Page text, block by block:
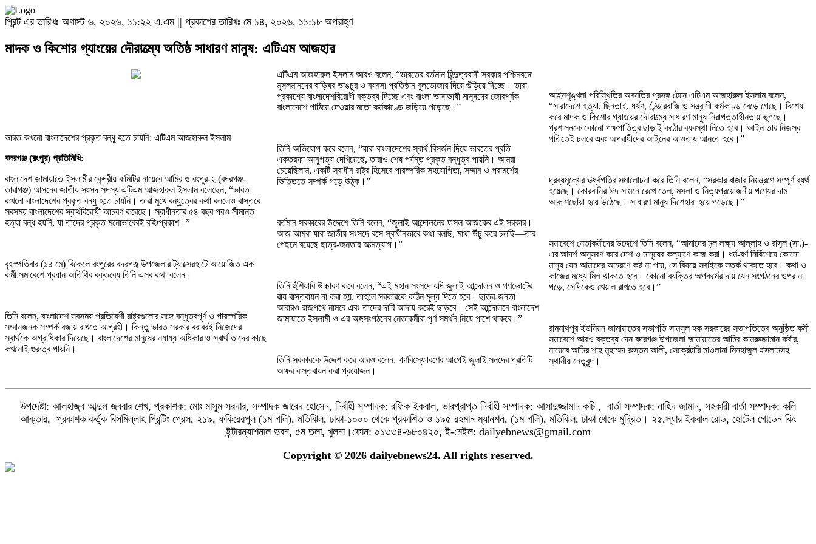
প্রিন্ট এর তারিখঃ অগাস্ট ৬, ২০২৬, ১১:২২ এ.এম || প্রকাশের তারিখঃ মে ১৪, ২০২৬, ১১:১৮ অপরাহ্ণ
মাদক ও কিশোর গ্যাংয়ের দৌরাত্ম্যে অতিষ্ঠ সাধারণ মানুষ: এটিএম আজহার
ভারত কখনো বাংলাদেশের প্রকৃত বন্ধু হতে চায়নি: এটিএম আজহারুল ইসলাম
বদরগঞ্জ (রংপুর) প্রতিনিধি:
বাংলাদেশ জামায়াতে ইসলামীর কেন্দ্রীয় কমিটির নায়েবে আমির ও রংপুর-২ (বদরগঞ্জ-
তারাগঞ্জ) আসনের জাতীয় সংসদ সদস্য এটিএম আজহারুল ইসলাম বলেছেন, “ভারত
কখনো বাংলাদেশের প্রকৃত বন্ধু হতে চায়নি। তারা মুখে বন্ধুত্বের কথা বললেও বাস্তবে
সবসময় বাংলাদেশের স্বার্থবিরোধী আচরণ করেছে। স্বাধীনতার ৫৪ বছর পরও সীমান্ত
হত্যা বন্ধ হয়নি, যা তাদের প্রকৃত মনোভাবেরই বহিঃপ্রকাশ।”
বৃহস্পতিবার (১৪ মে) বিকেলে রংপুরের বদরগঞ্জ উপজেলার ট্যাক্সেরহাটে আয়োজিত এক
কর্মী সমাবেশে প্রধান অতিথির বক্তব্যে তিনি এসব কথা বলেন।
তিনি বলেন, বাংলাদেশ সবসময় প্রতিবেশী রাষ্ট্রগুলোর সঙ্গে বন্ধুত্বপূর্ণ ও পারস্পরিক
সম্মানজনক সম্পর্ক বজায় রাখতে আগ্রহী। কিন্তু ভারত সরকার বরাবরই নিজেদের
স্বার্থকে অগ্রাধিকার দিয়েছে। বাংলাদেশের মানুষের ন্যায্য অধিকার ও স্বার্থ তাদের কাছে
কখনোই গুরুত্ব পায়নি।
এটিএম আজহারুল ইসলাম আরও বলেন, “ভারতের বর্তমান হিন্দুত্ববাদী সরকার পশ্চিমবঙ্গে
মুসলমানদের বাড়িঘর ভাঙচুর ও ব্যবসা প্রতিষ্ঠান বুলডোজার দিয়ে গুঁড়িয়ে দিচ্ছে। তারা
প্রকাশ্যে বাংলাদেশবিরোধী বক্তব্য দিচ্ছে এবং বাংলা ভাষাভাষী মানুষদের জোরপূর্বক
বাংলাদেশে পাঠিয়ে দেওয়ার মতো কর্মকাণ্ডে জড়িয়ে পড়েছে।”
তিনি অভিযোগ করে বলেন, “যারা বাংলাদেশের স্বার্থ বিসর্জন দিয়ে ভারতের প্রতি
একতরফা আনুগত্য দেখিয়েছে, তারাও শেষ পর্যন্ত প্রকৃত বন্ধুত্ব পায়নি। আমরা
চেয়েছিলাম, একটি স্বাধীন রাষ্ট্র হিসেবে পারস্পরিক সহযোগিতা, সম্মান ও পরামর্শের
ভিত্তিতে সম্পর্ক গড়ে উঠুক।”
বর্তমান সরকারের উদ্দেশে তিনি বলেন, “জুলাই আন্দোলনের ফসল আজকের এই সরকার।
আজ আমরা যারা জাতীয় সংসদে বসে স্বাধীনভাবে কথা বলছি, মাথা উঁচু করে চলছি—তার
পেছনে রয়েছে ছাত্র-জনতার আত্মত্যাগ।”
তিনি হুঁশিয়ারি উচ্চারণ করে বলেন, “এই মহান সংসদে যদি জুলাই আন্দোলন ও গণভোটের
রায় বাস্তবায়ন না করা হয়, তাহলে সরকারকে কঠিন মূল্য দিতে হবে। ছাত্র-জনতা
আবারও রাজপথে নামবে এবং তাদের দাবি আদায় করেই ছাড়বে। সেই আন্দোলনে বাংলাদেশ
জামায়াতে ইসলামী ও এর অঙ্গসংগঠনের নেতাকর্মীরা পূর্ণ সমর্থন নিয়ে পাশে থাকবে।”
তিনি সরকারকে উদ্দেশ করে আরও বলেন, গণবিস্ফোরণের আগেই জুলাই সনদের প্রতিটি
অক্ষর বাস্তবায়ন করা প্রয়োজন।
আইনশৃঙ্খলা পরিস্থিতির অবনতির প্রসঙ্গ টেনে এটিএম আজহারুল ইসলাম বলেন,
“সারাদেশে হত্যা, ছিনতাই, ধর্ষণ, টেন্ডারবাজি ও সন্ত্রাসী কর্মকাণ্ড বেড়ে গেছে। বিশেষ
করে মাদক ও কিশোর গ্যাংয়ের দৌরাত্ম্যে সাধারণ মানুষ নিরাপত্তাহীনতায় ভুগছে।
প্রশাসনকে কোনো পক্ষপাতিত্ব ছাড়াই কঠোর ব্যবস্থা নিতে হবে। আইন তার নিজস্ব
গতিতেই চলবে এবং অপরাধীদের আইনের আওতায় আনতে হবে।”
দ্রব্যমূল্যের ঊর্ধ্বগতির সমালোচনা করে তিনি বলেন, “সরকার বাজার নিয়ন্ত্রণে সম্পূর্ণ ব্যর্থ
হয়েছে। কোরবানির ঈদ সামনে রেখে তেল, মসলা ও নিত্যপ্রয়োজনীয় পণ্যের দাম
আকাশছোঁয়া হয়ে উঠেছে। সাধারণ মানুষ দিশেহারা হয়ে পড়েছে।”
সমাবেশে নেতাকর্মীদের উদ্দেশে তিনি বলেন, “আমাদের মূল লক্ষ্য আল্লাহ ও রাসূল (সা.)-
এর আদর্শ অনুসরণ করে দেশ ও মানুষের কল্যাণে কাজ করা। ধর্ম-বর্ণ নির্বিশেষে কোনো
মানুষ যেন আমাদের আচরণে কষ্ট না পায়, সে বিষয়ে সবাইকে সতর্ক থাকতে হবে। কথা ও
কাজের মধ্যে মিল থাকতে হবে। কোনো ব্যক্তির অপকর্মের দায় যেন সংগঠনের ওপর না
পড়ে, সেদিকেও খেয়াল রাখতে হবে।”
রামনাথপুর ইউনিয়ন জামায়াতের সভাপতি সামসুল হক সরকারের সভাপতিত্বে অনুষ্ঠিত কর্মী
সমাবেশে আরও বক্তব্য দেন বদরগঞ্জ উপজেলা জামায়াতের আমির কামরুজ্জামান কবীর,
নায়েবে আমির শাহ মুহাম্মদ রুস্তম আলী, সেক্রেটারি মাওলানা মিনহাজুল ইসলামসহ
স্থানীয় নেতৃবৃন্দ।
উপদেষ্টা: আলহাজ্ব আব্দুল জববার শেখ, প্রকাশক: মোঃ মাসুম সরদার, সম্পাদক জাবেদ হোসেন, নির্বাহী সম্পাদক: রফিক ইকবাল, ভারপ্রাপ্ত নির্বাহী সম্পাদক: আসাদুজ্জামান কচি , বার্তা সম্পাদক: নাহিদ জামান, সহকারী বার্তা সম্পাদক: কলি
আক্তার, প্রকাশক কর্তৃক বিসমিল্লাহ প্রিন্টিং প্রেস, ২১৯, ফকিরেরপুল (১ম গলি), মতিঝিল, ঢাকা-১০০০ থেকে প্রকাশিত ও ১৯৫ রহমান ম্যানশন, (১ম গলি), মতিঝিল, ঢাকা থেকে মুদ্রিত। ২৫,স্যার ইকবাল রোড, হোটেল গোল্ডেন কিং
ইন্টারন্যাশনাল ভবন, ৫ম তলা, খুলনা।ফোন: ০১৩৩৪-৬৮০৪২০, ই-মেইল: dailyebnews@gmail.com
Copyright © 2026 dailyebnews24. All rights reserved.